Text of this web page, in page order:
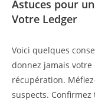
Astuces pour
Votre Ledger
Voici quelques
donnez jamais votre
récupération.
suspects.